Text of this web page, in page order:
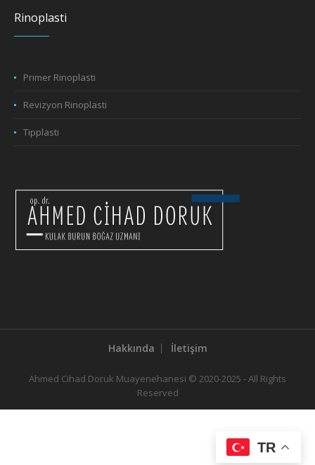
Rinoplasti
Primer Rinoplasti
Revizyon Rinoplasti
Tipplasti
Hakkında İletişim
Ahmed Cihad Doruk Muayenehanesi © 2020-2025 - All Rights
Reserved
TR